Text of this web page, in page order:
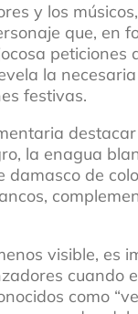
y los
que,
peticiones
la
festivas.
la enagua
damasco de
visible, es
cuando
como